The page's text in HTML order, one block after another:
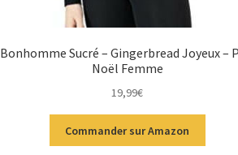
Bonhomme Sucré – Gingerbread Joyeux –
Noël Femme
19,99€
Commander sur Amazon